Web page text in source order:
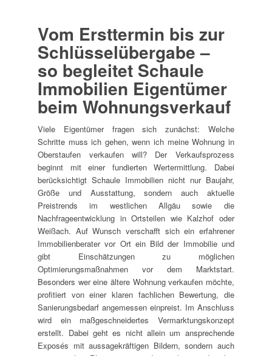
Vom Ersttermin bis zur
Schlüsselübergabe –
so begleitet Schaule
Immobilien Eigentümer
beim Wohnungsverkauf
Viele Eigentümer fragen sich zunächst: Welche
Schritte muss ich gehen, wenn ich meine Wohnung in
Oberstaufen verkaufen will? Der Verkaufsprozess
beginnt mit einer fundierten Wertermittlung. Dabei
berücksichtigt Schaule Immobilien nicht nur Baujahr,
Größe und Ausstattung, sondern auch aktuelle
Preistrends im westlichen Allgäu sowie die
Nachfrageentwicklung in Ortsteilen wie Kalzhof oder
Weißach. Auf Wunsch verschafft sich ein erfahrener
Immobilienberater vor Ort ein Bild der Immobilie und
gibt Einschätzungen zu möglichen
Optimierungsmaßnahmen vor dem Marktstart.
Besonders wer eine ältere Wohnung verkaufen möchte,
profitiert von einer klaren fachlichen Bewertung, die
Sanierungsbedarf angemessen einpreist. Im Anschluss
wird ein maßgeschneidertes Vermarktungskonzept
erstellt. Dabei geht es nicht allein um ansprechende
Exposés mit aussagekräftigen Bildern, sondern auch